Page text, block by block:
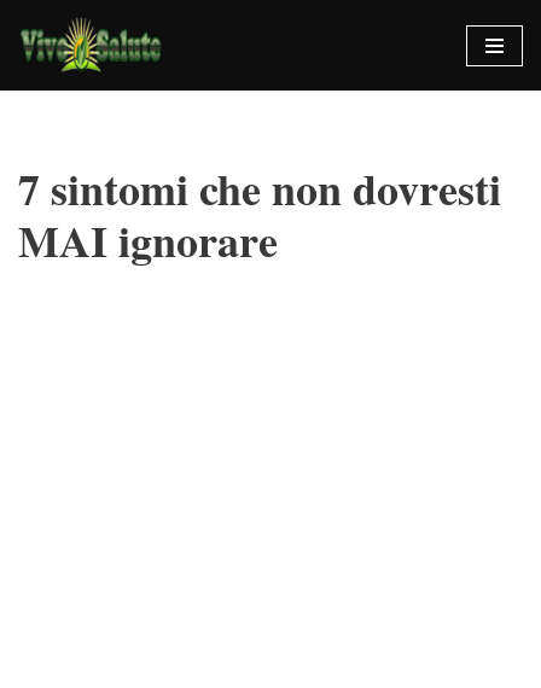
Vai
al
7 sintomi che non dovresti
MAI ignorare